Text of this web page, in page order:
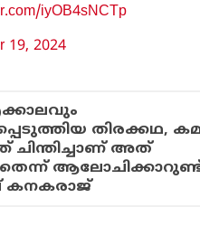
iyOB4sNCTp
19, 2024
തിരക്കഥ,
ചിന്തിച്ചാണ് അത്